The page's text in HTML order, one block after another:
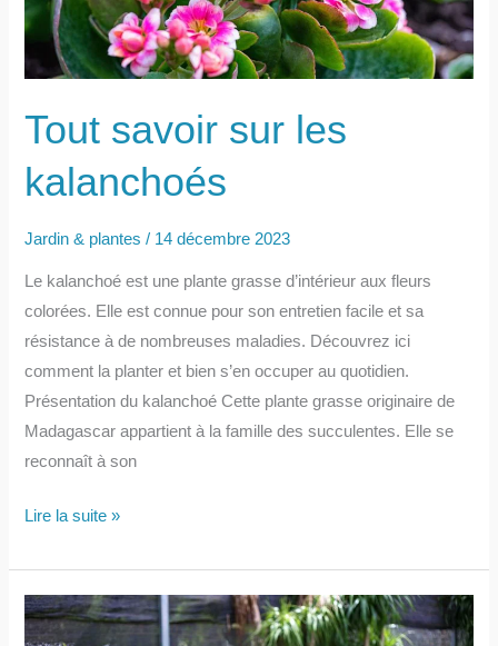
Tout savoir sur les
kalanchoés
Jardin & plantes / 14 décembre 2023
Le kalanchoé est une plante grasse d’intérieur aux fleurs
colorées. Elle est connue pour son entretien facile et sa
résistance à de nombreuses maladies. Découvrez ici
comment la planter et bien s’en occuper au quotidien.
Présentation du kalanchoé Cette plante grasse originaire de
Madagascar appartient à la famille des succulentes. Elle se
reconnaît à son
Tout
sur
les
kalanchoés
Lire la suite »